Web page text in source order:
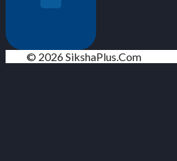
© 2026 SikshaPlus.Com